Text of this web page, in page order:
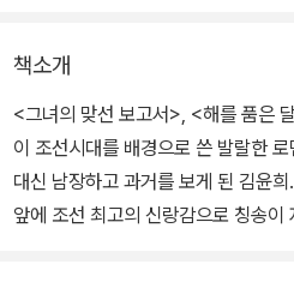
책소개
<그녀의 맞선 보고서>, <해를 품은
이 조선시대를 배경으로 쓴 발랄한
대신 남장하고 과거를 보게 된 김윤
앞에 조선 최고의 신랑감으로 칭송이